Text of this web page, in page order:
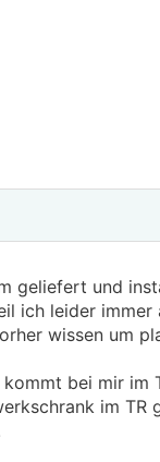
geliefert und
ich leider
wissen um
bei mir im
im